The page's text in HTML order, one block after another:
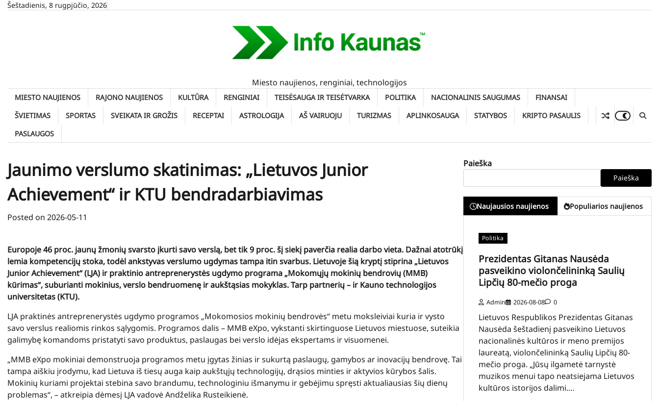
SkipŠeštadienis, 8 rugpjūčio, 2026
Miesto naujienos, renginiai, technologijos
MIESTO NAUJIENOS RAJONO NAUJIENOS KULTŪRA RENGINIAI TEISĖSAUGA IR TEISĖTVARKA POLITIKA NACIONALINIS SAUGUMAS
FINANSAI
ŠVIETIMAS
SPORTAS SVEIKATA IR GROŽIS RECEPTAI ASTROLOGIJA AŠ VAIRUOJU TURIZMAS APLINKOSAUGA STATYBOS
KRIPTO PASAULIS
PASLAUGOS
Jaunimo verslumo skatinimas: „Lietuvos Junior
Achievement“ ir KTU bendradarbiavimas
Posted on 2026-05-11
Europoje46 proc. jaunų žmonių svarsto įkurti savo verslą, bet tik 9 proc. šį siekį paverčia realia darbo vieta. Dažnai atotrūkį
lemia kompetencijų stoka, todėl ankstyvas verslumo ugdymas tampa itin svarbus. Lietuvoje šią kryptį stiprina „Lietuvos
Junior Achievement“ (LJA) ir praktinio antreprenerystės ugdymo programa „Mokomųjų mokinių bendrovių (MMB)
kūrimas“, suburianti mokinius, verslo bendruomenę ir aukštąsias mokyklas. Tarp partnerių – ir Kauno technologijos
universitetas (KTU).
LJA praktinės antreprenerystės ugdymo programos „Mokomosios mokinių bendrovės“ metu moksleiviai kuria ir vysto
savo verslus realiomis rinkos sąlygomis. Programos dalis – MMB eXpo, vykstanti skirtinguose Lietuvos miestuose, suteikia
galimybę komandoms pristatyti savo produktus, paslaugas bei verslo idėjas ekspertams ir visuomenei.
„MMB eXpo mokiniai demonstruoja programos metu įgytas žinias ir sukurtą paslaugų, gamybos ar inovacijų bendrovę. Tai
tampa aiškiu įrodymu, kad Lietuva iš tiesų auga kaip aukštųjų technologijų, drąsios minties ir aktyvios kūrybos šalis.
Mokinių kuriami projektai stebina savo brandumu, technologiniu išmanymu ir gebėjimu spręsti aktualiausias šių dienų
problemas“, – atkreipia dėmesį LJA vadovė Andželika Rusteikienė.
Paieška
Paieška
Naujausios naujienos Populiarios naujienos
Politika
Prezidentas Gitanas Nausėda
pasveikino violončelininką Saulių
Lipčių 80-mečio proga
Admin 2026-08-08 0
Lietuvos Respublikos Prezidentas Gitanas
Nausėda šeštadienį pasveikino Lietuvos
nacionalinės kultūros ir meno premijos
laureatą, violončelininką Saulių Lipčių 80-
mečio proga. „Jūsų ilgametė tarnystė
muzikos menui tapo neatsiejama Lietuvos
kultūros istorijos dalimi.…